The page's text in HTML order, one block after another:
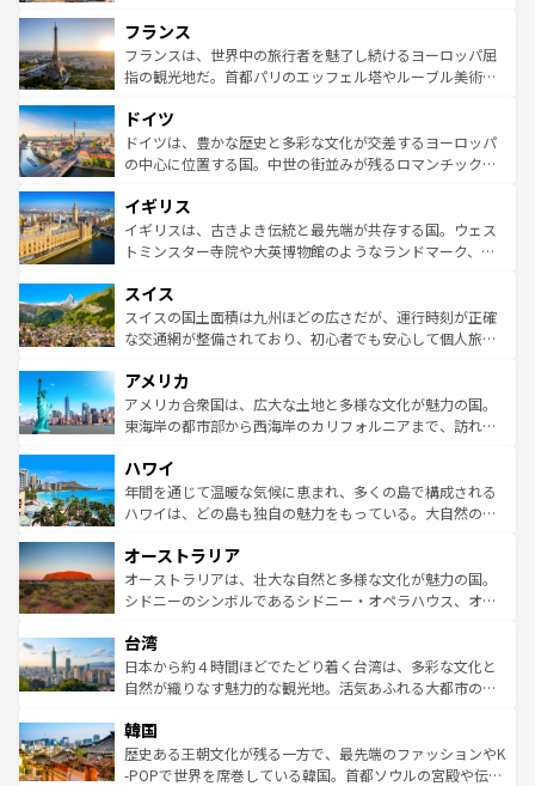
ませてくれるイタリアで、忘れられない旅をしてみよう！
なお、新着のイタリア情報はコンテンツ一覧 を参照してほ
しい。
文化が根付くこの国では、情熱的なフラメンコ、熱気あふ
れる闘牛、そして美味しいタパスが生活の一部となってい
る。首都マドリードの洗練された雰囲気や、バルセロナの
の城塞都市、穏やかなビーチリゾートまで多彩な表情を見
せる。地方によって風土や気候が異なるスペインはその個
性で訪れる人を魅了する。 なお、新着のスペイン情報はコ
フランス
フランスは、世界中の旅行者を魅了し続けるヨーロッパ屈
指の観光地だ。首都パリのエッフェル塔やルーブル美術館
で、幅広い魅力が詰まっている。華麗な宮殿、歴史的な大
聖堂、美しいビーチ、そして豊かな自然が、訪れる者を心
から魅了する。また、フランスは美食の国としても知ら
いる。シャンパンの発祥地であるランス、プロヴァンスの
香り高いラベンダー畑など、多彩な楽しみ方が可能だ。さ
らに、パリ以外の地域にも魅力が溢れており、どの街角に
れる地方に足を運ぶとそれぞれで全く異なる文化を体験で
きるだろう。 なお、新着のフランス情報はコンテンツ一覧
を参照してほしい。
ドイツ
ドイツは、豊かな歴史と多彩な文化が交差するヨーロッパ
の中心に位置する国。中世の街並みが残るロマンチック街
顔を持つこの国は、どこを歩いても飽きることがない。ベ
ルリンの文化的活気、バイエルン州のアルプスの絶景、そ
してライン川沿いのワイン畑といった風景は必見。ビール
は、お酒好きな人にはぜひ体験してほしい。 なお、新着の
ドイツ情報はコンテンツ一覧を参照してほしい。
イギリス
イギリスは、古きよき伝統と最先端が共存する国。ウェス
トミンスター寺院や大英博物館のようなランドマーク、歴
リアごとに異なる魅力がある。また、優雅なアフタヌーン
ティー、ビール好きにはたまらない英国パブ、サッカー観
戦など、本場だからこそできる体験も豊富。イギリスを旅
ンツ一覧を参照してほしい。
スイス
スイスの国土面積は九州ほどの広さだが、運行時刻が正確
な交通網が整備されており、初心者でも安心して個人旅行
の建物がそのまま残る町や、スイスならではのユニークな
博物館もあり、アルプス観光だけでなく町歩きも満喫する
ことができる。国民の所得が高いため物価も高いが、旅行
ば市内交通費無料で観光を楽しむこともできる。 なお、新
着のスイス情報はコンテンツ一覧 を参照してほしい。
アメリカ
アメリカ合衆国は、広大な土地と多様な文化が魅力の国。
東海岸の都市部から西海岸のカリフォルニアまで、訪れる
のような巨大都市は、観光、ショッピング、エンターテイ
ンメントが詰まった刺激的なスポットだ。一方、アメリカ
西部には大自然が広がり、グランドキャニオンやイエロー
部のニューオーリンズでは、音楽と美食が融合した独特の
文化が魅力。旅行者はアメリカの各地域で異なる魅力を楽
しみながら、その多様性と豊かな歴史を感じることができ
ならではの贅沢な旅のスタイルだ。 なお、新着のアメリカ
情報はコンテンツ一覧を参照してほしい。
ハワイ
年間を通じて温暖な気候に恵まれ、多くの島で構成される
ハワイは、どの島も独自の魅力をもっている。大自然の神
ワイ島は見逃せない。また、定番の観光地といえばオアフ
島だが、静かな自然を求めるならマウイ島やカウアイ島が
おすすめ。エメラルドグリーンに輝く海をはじめ、豊かな
れるおもてなしの心で訪れる人々を迎えてくれるハワイの
人々、おいしいローカルフードやハワイアンミュージッ
ク、伝統的なフラダンスなど、すべてがハワイの魅力を彩
ワイを、存分に味わってほしい。 なお、新着のハワイ情報
はコンテンツ一覧を参照してほしい。
オーストラリア
オーストラリアは、壮大な自然と多様な文化が魅力の国。
シドニーのシンボルであるシドニー・オペラハウス、オー
リアリーフや大陸中央部にそびえるウルル（エアーズロッ
ク）、タスマニアの美しい原生林やケアンズの熱帯雨林な
ど、見どころがたくさん。また、カフェやワイン、オージ
いる。アクティビティも充実しており、サーフィンやダイ
ビング、ハイキングなど、アウトドア好きにはたまらな
い。オーストラリアの多彩な魅力を存分に味わいつくそ
台湾
日本から約４時間ほどでたどり着く台湾は、多彩な文化と
自然が織りなす魅力的な観光地。活気あふれる大都市の台
ン）、静ひつな山岳地帯である台湾東部など、都市の喧騒
と山間の静けさが共存しており、訪れる人に新しい発見と
驚きをもたらしてくれる。また、奥深い台湾の食文化も魅
韓国
歴史ある王朝文化が残る一方で、最先端のファッションやK
-POPで世界を席巻している韓国。首都ソウルの宮殿や伝統